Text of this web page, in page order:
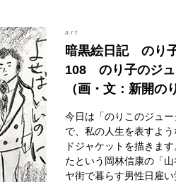
art
暗黒絵日記 のり
108 のり子のジュ
（画・文：新開の
今日は「のりこのジュ
で、私の人生を表すよ
ドジャケットを描きま
たという岡林信康の「
ヤ街で暮らす男性日雇